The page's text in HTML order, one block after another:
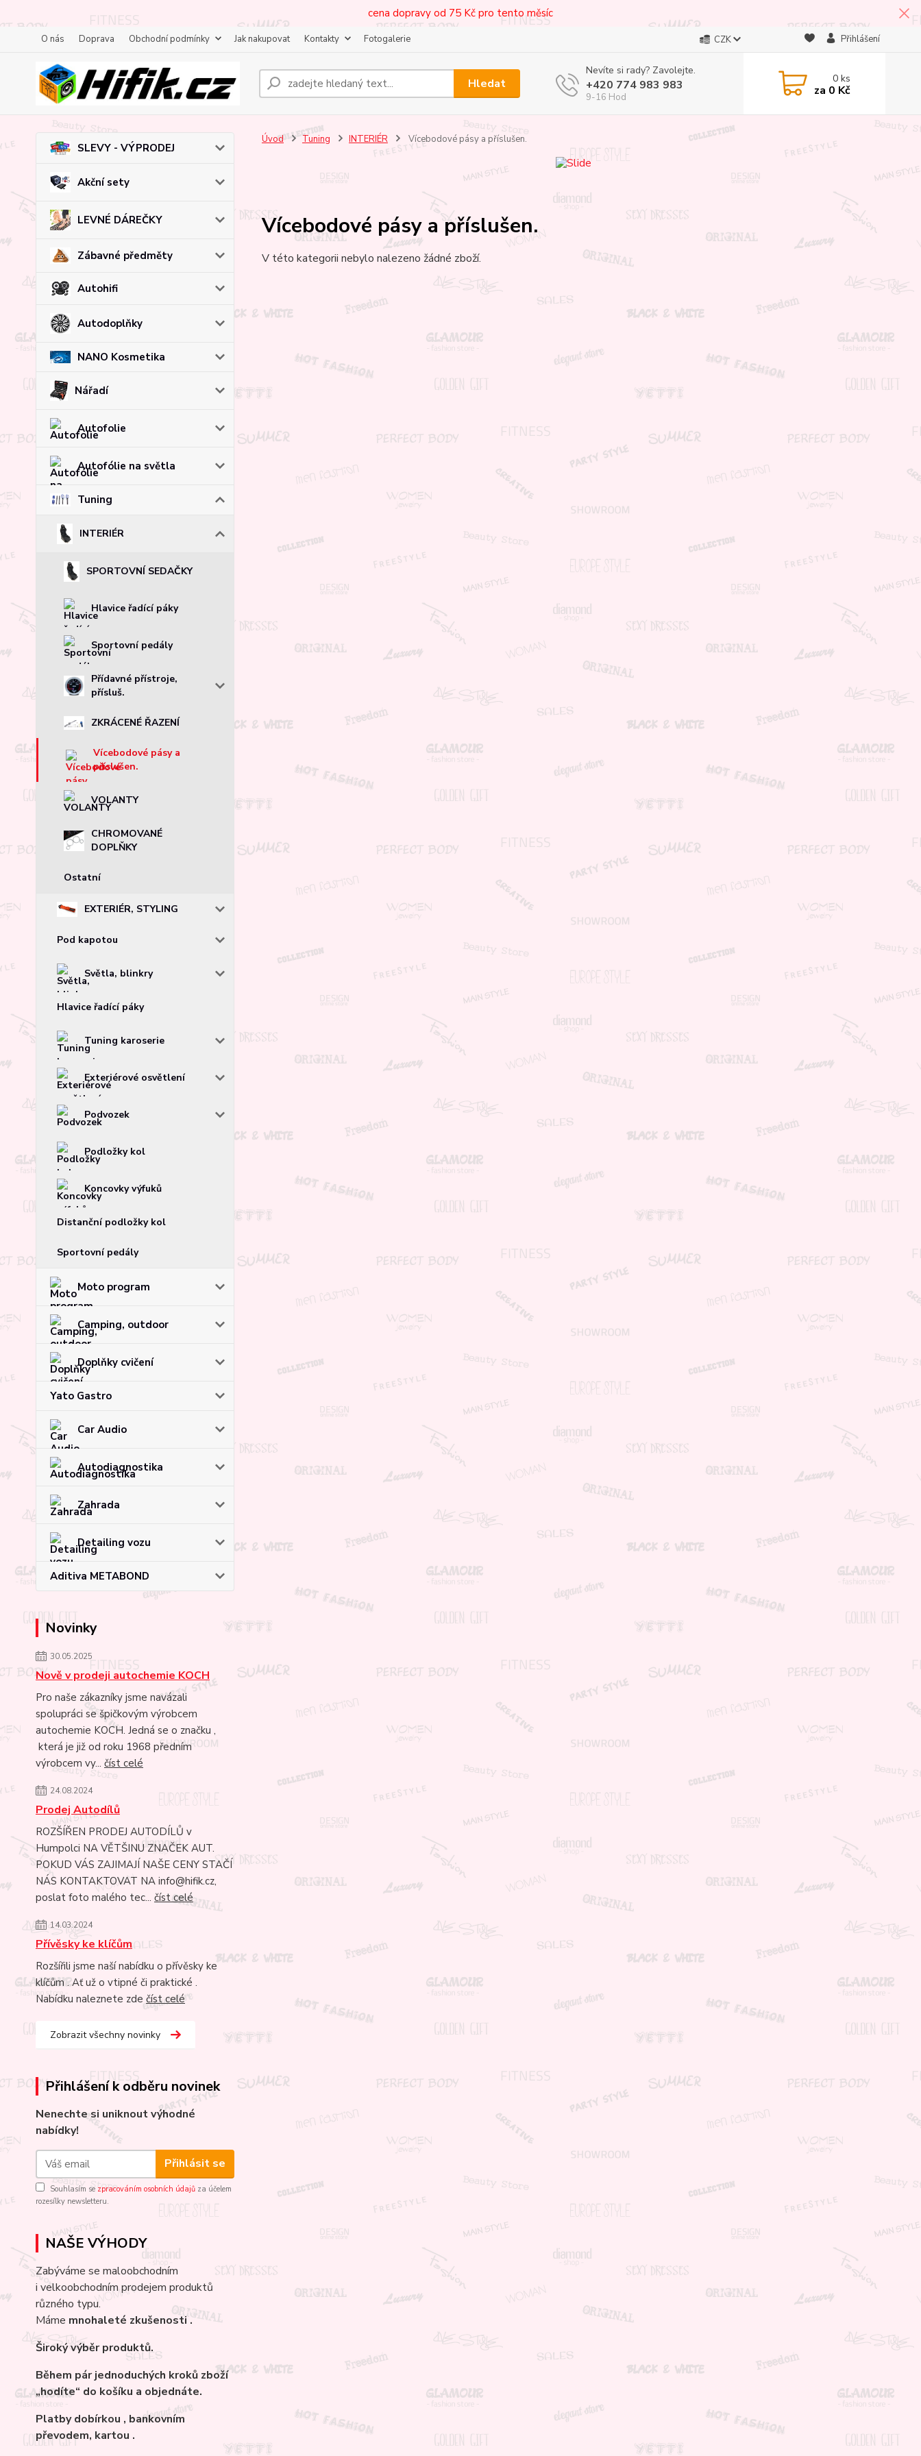
cena dopravy od 75 Kč pro tento měsíc
O nás Doprava Obchodní podmínky Jak nakupovat Kontakty Fotogalerie CZK Přihlášení
Hledat
Nevíte si rady? Zavolejte.
+420 774 983 983
9-16 Hod
0ks
za 0 Kč
SLEVY - VÝPRODEJ
Akční sety
LEVNÉ DÁREČKY
Zábavné předměty
Autohifi
Autodoplňky
NANO Kosmetika
Nářadí
Autofolie
Autofólie na světla
Tuning
INTERIÉR
SPORTOVNÍ SEDAČKY
Hlavice řadící páky
Sportovní pedály
Přídavné přístroje,
přísluš.
ZKRÁCENÉ ŘAZENÍ
Vícebodové pásy a
příslušen.
VOLANTY
CHROMOVANÉ
DOPLŇKY
Ostatní
EXTERIÉR, STYLING
Pod kapotou
Světla, blinkry
Hlavice řadící páky
Tuning karoserie
Exteriérové osvětlení
Podvozek
Podložky kol
Koncovky výfuků
Distanční podložky kol
Sportovní pedály
Moto program
Camping, outdoor
Doplňky cvičení
Yato Gastro
Car Audio
Autodiagnostika
Zahrada
Detailing vozu
Aditiva METABOND
Novinky
30.05.2025
Nově v prodeji autochemie KOCH
Pro naše zákazníky jsme navázali
spolupráci se špičkovým výrobcem
autochemie KOCH. Jedná se o značku ,
která je již od roku 1968 předním
výrobcem vy... číst celé
24.08.2024
Prodej Autodílů
ROZŠÍŘEN PRODEJ AUTODÍLŮ v
Humpolci NA VĚTŠINU ZNAČEK AUT.
POKUD VÁS ZAJIMAJÍ NAŠE CENY STAČÍ
NÁS KONTAKTOVAT NA info@hifik.cz,
poslat foto malého tec... číst celé
14.03.2024
Přívěsky ke klíčům
Rozšířili jsme naší nabídku o přívěsky ke
klíčům . Ať už o vtipné či praktické .
Nabídku naleznete zde číst celé
Zobrazit všechny novinky
Přihlášení k odběru novinek
Nenechte si uniknout výhodné
nabídky!
Přihlásit se
Souhlasím se zpracováním osobních údajů za účelem
rozesílky newsletteru.
NAŠE VÝHODY
Zabýváme se maloobchodním
i velkoobchodním prodejem produktů
různého typu.
Máme mnohaleté zkušenosti .
Široký výběr produktů.
Během pár jednoduchých kroků zboží
„hodíte“ do košíku a objednáte.
Platby dobírkou , bankovním
převodem, kartou .
Úvod Tuning INTERIÉR Vícebodové pásy a příslušen.
Vícebodové pásy a příslušen.
V této kategorii nebylo nalezeno žádné zboží.